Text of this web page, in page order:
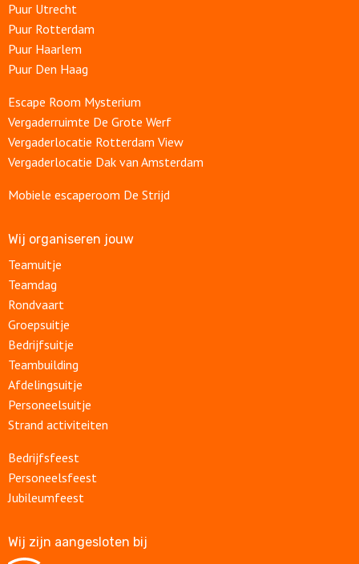
Puur Utrecht
Puur Rotterdam
Puur Haarlem
Puur Den Haag
Escape Room Mysterium
Vergaderruimte De Grote Werf
Vergaderlocatie Rotterdam View
Vergaderlocatie Dak van Amsterdam
Mobiele escaperoom De Strijd
Wij organiseren jouw
Teamuitje
Teamdag
Rondvaart
Groepsuitje
Bedrijfsuitje
Teambuilding
Afdelingsuitje
Personeelsuitje
Strand activiteiten
Bedrijfsfeest
Personeelsfeest
Jubileumfeest
Wij zijn aangesloten bij